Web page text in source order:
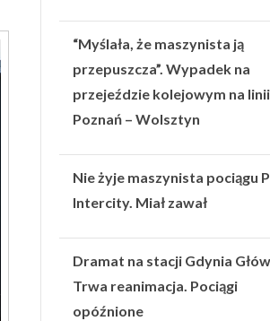
“Myślała, że maszynista ją
przepuszcza”. Wypadek na
przejeździe kolejowym na linii
Poznań – Wolsztyn
Nie żyje maszynista pociągu
Intercity. Miał zawał
Dramat na stacji Gdynia
Trwa reanimacja. Pociągi
opóźnione